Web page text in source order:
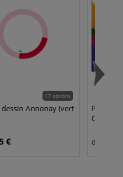
17 options
dessin Annonay (vert
€
Papier
Canson
dès